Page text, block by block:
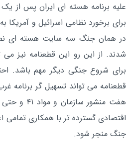
علیه برنامه هسته ای ایران پس از
برای برخورد نظامی اسرائیل و
در همان جنگ سه سایت هسته ای
شدند. از این رو این قطعنامه نیز می
برای شروع جنگی دیگر مهم باشد.
قطعنامه می تواند تسهیل گر برنامه
اقتصادی گسترده تر با همکاری
جنگ منجر شود.